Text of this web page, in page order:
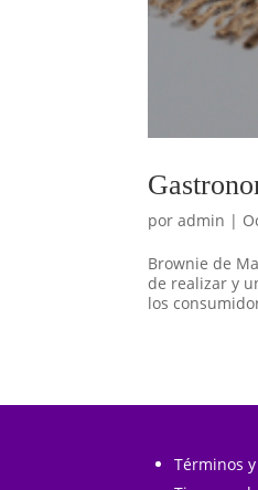
poradmin |
Brownie de
de realizar y
los
Términos